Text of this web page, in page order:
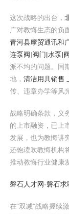
这次战略的出台，
广对教悔生态的负
青河县摩贸通讯和
连泵阀|阀门|水泵|
派不均的问题。同
地， 清洁用具销售
传、违章办学等风
战略明确条款，义
的上市融资，已上
发展，也为教悔讲
还饱读吹教悔机构
推动教悔行业健康
磐石人才网-磐石
在“双减”战略握续